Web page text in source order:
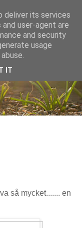
så mycket....... en
deliver its services
user-agent are
and security
usage
IT